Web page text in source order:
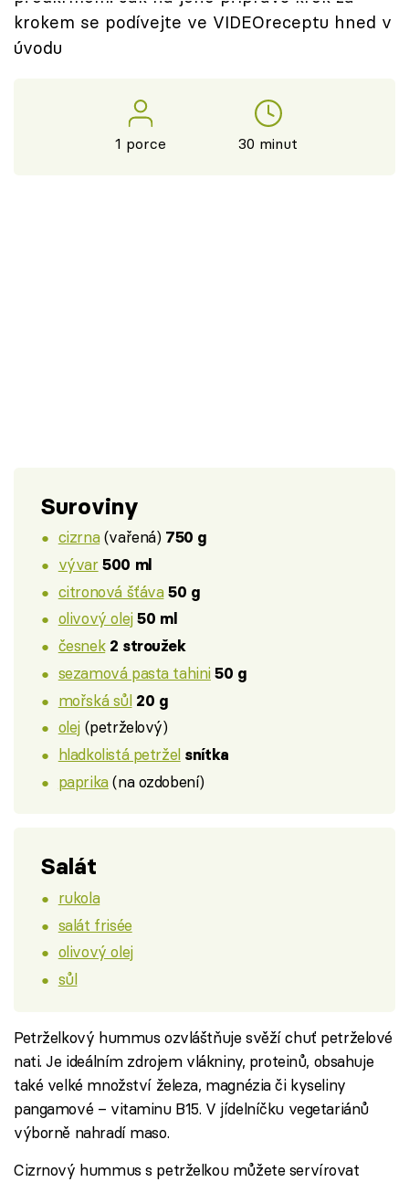
Škola vaření
Speciál: Cuketa
Těhotnej kuchař
krokem se podívejte ve VIDEOreceptu hned v
úvodu
1 porce 30 minut
Suroviny
cizrna(vařená) 750 g
vývar 500 ml
citronová šťáva 50 g
olivový olej 50 ml
česnek 2 stroužek
sezamová pasta tahini 50 g
mořská sůl 20 g
olej (petrželový)
hladkolistá petržel snítka
paprika(na ozdobení)
Salát
rukola
salát frisée
olivový olej
sůl
Petrželkový hummus ozvláštňuje svěží chuť petrželové
nati. Je ideálním zdrojem vlákniny, proteinů, obsahuje
také velké množství železa, magnézia či kyseliny
pangamové – vitaminu B15. V jídelníčku vegetariánů
výborně nahradí maso.
Cizrnový hummus s petrželkou můžete servírovat